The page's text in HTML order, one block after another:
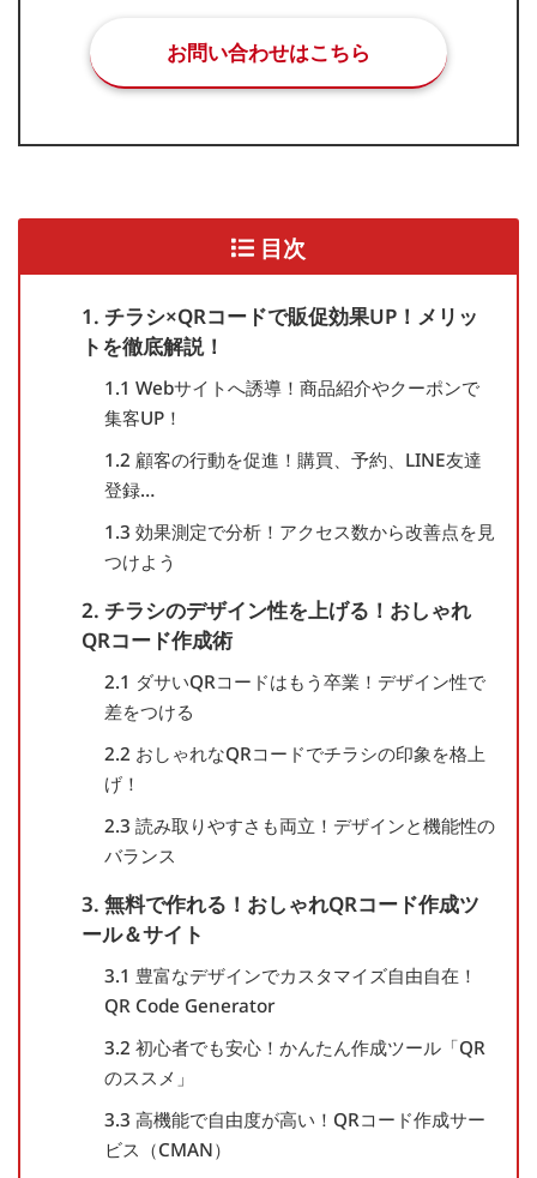
お問い合わせはこちら
目次
1. チラシ×QRコードで販促効果UP！メリッ
トを徹底解説！
1.1 Webサイトへ誘導！商品紹介やクーポンで
集客UP！
1.2 顧客の行動を促進！購買、予約、LINE友達
登録…
1.3 効果測定で分析！アクセス数から改善点を見
つけよう
2. チラシのデザイン性を上げる！おしゃれ
QRコード作成術
2.1 ダサいQRコードはもう卒業！デザイン性で
差をつける
2.2 おしゃれなQRコードでチラシの印象を格上
げ！
2.3 読み取りやすさも両立！デザインと機能性の
バランス
3. 無料で作れる！おしゃれQRコード作成ツ
ール＆サイト
3.1 豊富なデザインでカスタマイズ自由自在！
QR Code Generator
3.2 初心者でも安心！かんたん作成ツール「QR
のススメ」
3.3 高機能で自由度が高い！QRコード作成サー
ビス（CMAN）